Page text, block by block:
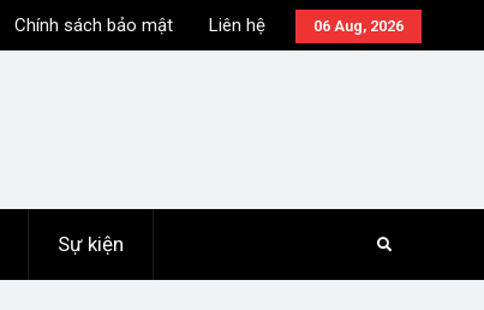
06 Aug, 2026
Chính sách bảo mật Liên hệ
Sự kiện